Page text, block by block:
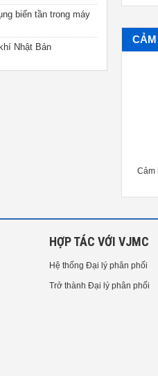
biến tần trong máy
Nhật Bản
Cảm
HỢP TÁC VỚI VJMC
Hệ thống Đại lý phân phối
Trở thành Đại lý phân phối